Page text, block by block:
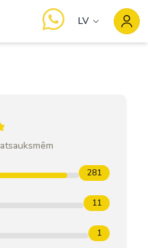
LV
atsauksmēm
281
11
1